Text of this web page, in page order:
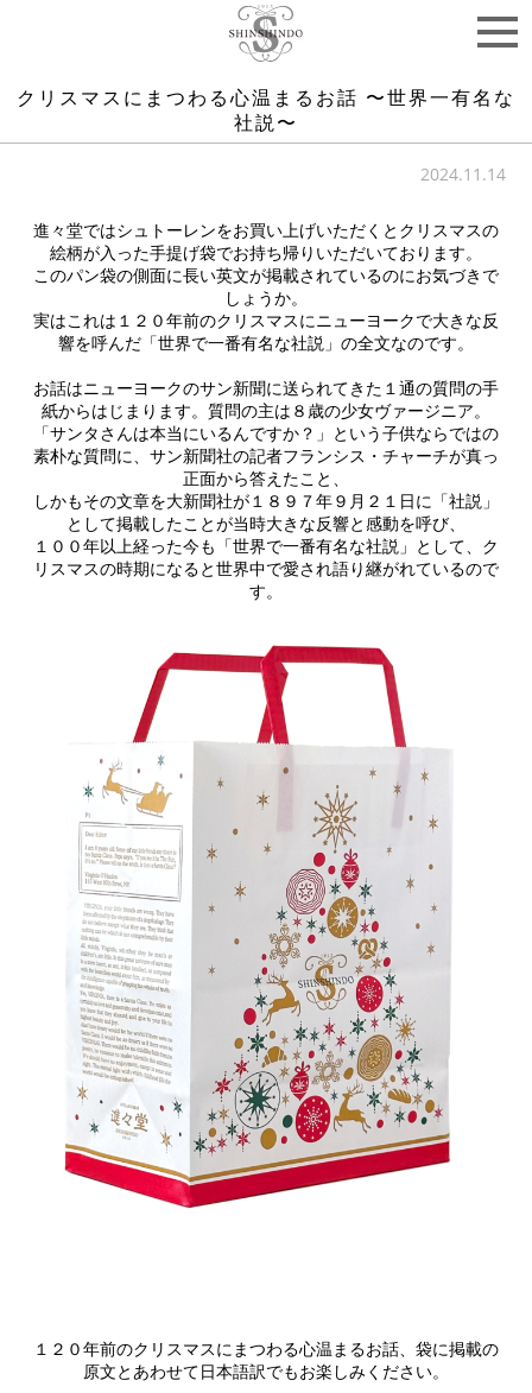
クリスマスにまつわる心温まるお話 〜世界一有名な
社説〜
2024.11.14
進々堂ではシュトーレンをお買い上げいただくとクリスマスの
絵柄が入った手提げ袋でお持ち帰りいただいております。
このパン袋の側面に長い英文が掲載されているのにお気づきで
しょうか。
実はこれは１２０年前のクリスマスにニューヨークで大きな反
響を呼んだ「世界で一番有名な社説」の全文なのです。
お話はニューヨークのサン新聞に送られてきた１通の質問の手
紙からはじまります。質問の主は８歳の少女ヴァージニア。
「サンタさんは本当にいるんですか？」という子供ならではの
素朴な質問に、サン新聞社の記者フランシス・チャーチが真っ
正面から答えたこと、
しかもその文章を大新聞社が１８９７年９月２１日に「社説」
として掲載したことが当時大きな反響と感動を呼び、
１００年以上経った今も「世界で一番有名な社説」として、ク
リスマスの時期になると世界中で愛され語り継がれているので
す。
１２０年前のクリスマスにまつわる心温まるお話、袋に掲載の
原文とあわせて日本語訳でもお楽しみください。